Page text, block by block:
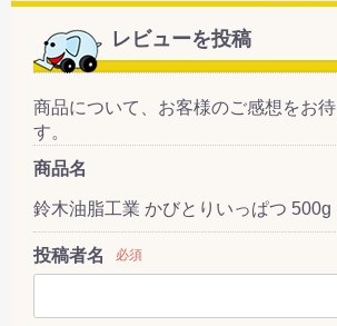
レビューを投稿
商品について、お客様のご感想をお
す。
商品名
鈴木油脂工業 かびとりいっぱつ 500g
投稿者名 必須